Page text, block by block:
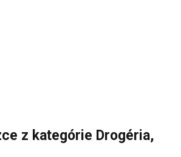
z kategórie Drogéria,